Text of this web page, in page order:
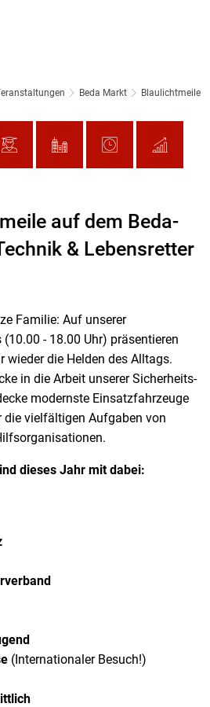
Beda Markt Blaulichtmeile
auf dem Beda-
& Lebensretter
Familie: Auf unserer
- 18.00 Uhr) präsentieren
wieder die Helden des Alltags.
in die Arbeit unserer Sicherheits-
modernste Einsatzfahrzeuge
die vielfältigen Aufgaben von
dieses Jahr mit dabei:
(Internationaler Besuch!)